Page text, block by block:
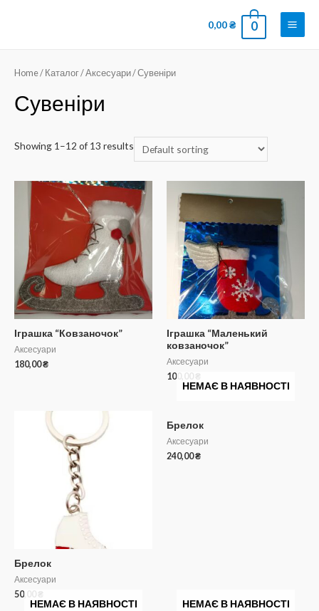
0,00₴ 0
Home/ Каталог/Аксесуари/ Сувеніри
Сувеніри
Showing 1–12 of 13 results
Іграшка “Ковзаночок”
Аксесуари
180,00₴
Іграшка “Маленький
ковзаночок”
Аксесуари
100,00 ₴
Брелок
Аксесуари
50,00 ₴
НЕМАЄ В НАЯВНОСТІ
Брелок
Аксесуари
240,00₴
НЕМАЄ В НАЯВНОСТІ НЕМАЄ В НАЯВНОСТІ